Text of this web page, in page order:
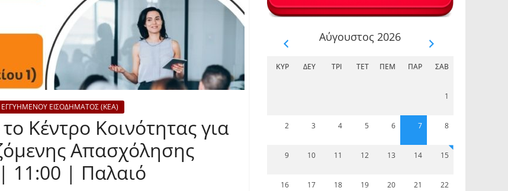
ΕΙΣΟΔΗΜΑΤΟΣ (ΚΕΑ)
Κέντρο Κοινότητας για
Απασχόλησης
11:00 | Παλαιό
Αύγουστος 2026
ΚΥΡ ΔΕΥ ΤΡΊ ΤΕΤ ΠΈΜ ΠΑΡ ΣΆΒ
1
2 3 4 5 6 7 8
9 10 11 12 13 14 15
16 17 18 19 20 21 22